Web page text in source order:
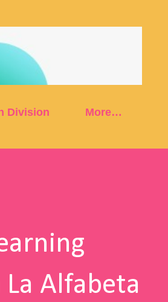
Division More…
La Alfabeta